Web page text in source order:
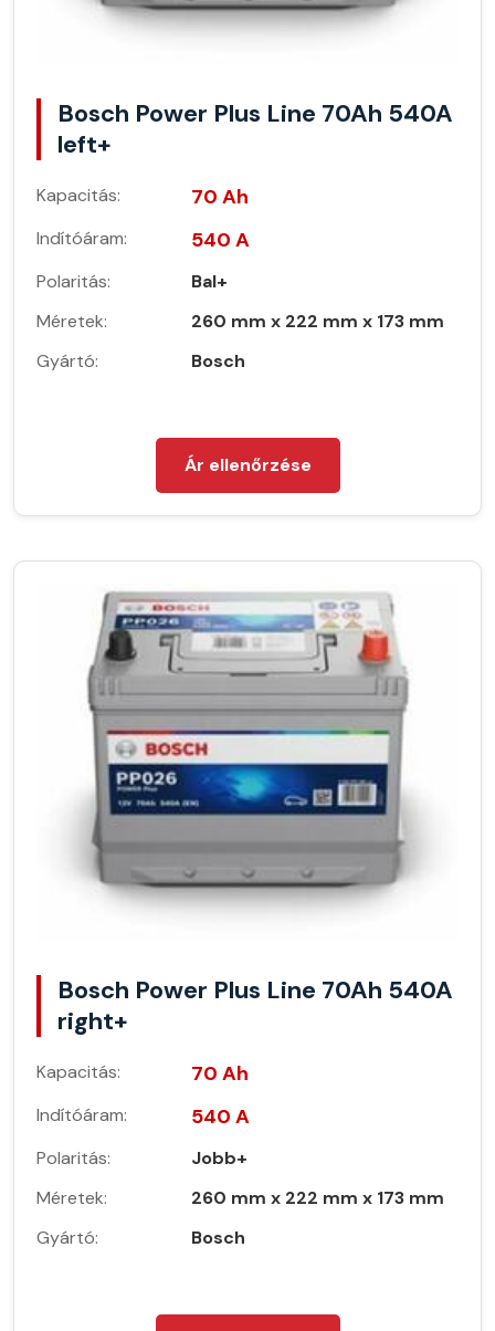
Bosch Power Plus Line 70Ah 540A
left+
Kapacitás: 70 Ah
Indítóáram: 540 A
Polaritás:
Bal+
Méretek:
260 mm x 222 mm x 173 mm
Gyártó:
Bosch
Ár ellenőrzése
Bosch Power Plus Line 70Ah 540A
right+
Kapacitás: 70 Ah
Indítóáram: 540 A
Polaritás:
Jobb+
Méretek:
260 mm x 222 mm x 173 mm
Gyártó:
Bosch